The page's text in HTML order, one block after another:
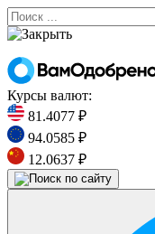
Курсы валют:
81.4077 ₽
94.0585 ₽
12.0637 ₽